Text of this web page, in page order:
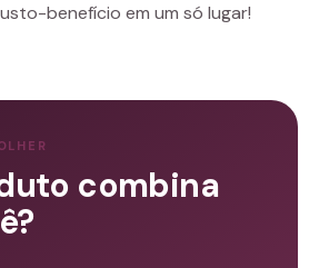
benefício em um só lugar!
combina